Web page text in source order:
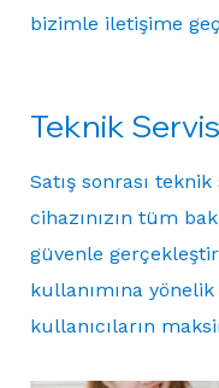
bizimle iletişime
Teknik
Satış sonrası
cihazınızın tüm
güvenle
kullanımına
kullanıcıların